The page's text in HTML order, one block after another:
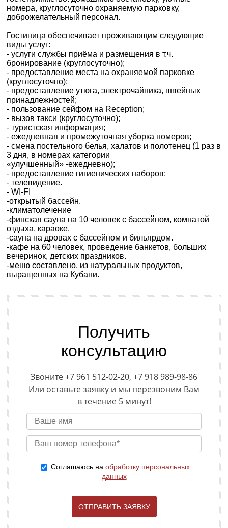
номера, круглосуточно охраняемую парковку,
доброжелательный персонал.
Гостиница обеспечивает проживающим следующие
виды услуг:
- услуги службы приёма и размещения в т.ч.
бронирование (круглосуточно);
- предоставление места на охраняемой парковке
(круглосуточно);
- предоставление утюга, электрочайника, швейных
принадлежностей;
- пользование сейфом на Reception;
- вызов такси (круглосуточно);
- туристская информация;
- ежедневная и промежуточная уборка номеров;
- смена постельного белья, халатов и полотенец (1 раз в
3 дня, в номерах категории
«улучшенный» -ежедневно);
- предоставление гигиенических наборов;
- телевидение.
- WI-FI
-открытый бассейн.
-климатолечение
-финская сауна на 10 человек с бассейном, комнатой
отдыха, караоке.
-сауна на дровах с бассейном и бильярдом.
-кафе на 60 человек, проведение банкетов, больших
вечеринок, детских праздников.
-меню составлено, из натуральных продуктов,
выращенных на Кубани.
Получить
консультацию
Звоните +7 961 512-02-20, +7 918 989-98-86
Или оставьте заявку и мы перезвоним Вам
в течение 5 минут!
Соглашаюсь на обработку персональных
данных
ОТПРАВИТЬ ЗАЯВКУ